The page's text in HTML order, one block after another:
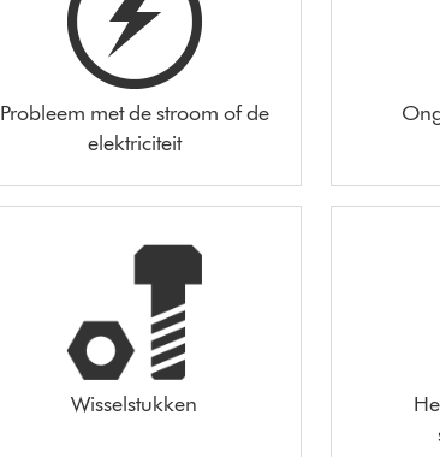
Probleem met de stroom of de
elektriciteit
Wisselstukken